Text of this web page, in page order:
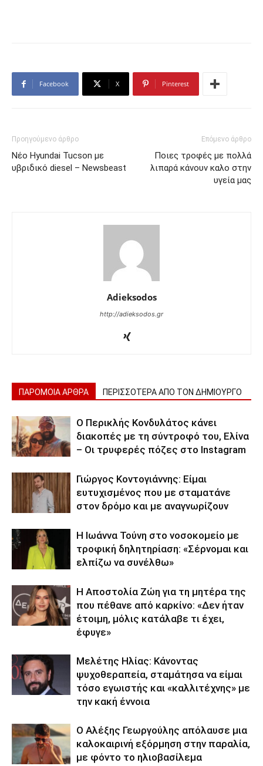
Facebook X Pinterest
Προηγούμενο άρθρο
Νέο Hyundai Tucson με
υβριδικό diesel – Newsbeast
Επόμενο άρθρο
Ποιες τροφές με πολλά
λιπαρά κάνουν καλο στην
υγεία μας
Adieksodos
http://adieksodos.gr
ΠΑΡΟΜΟΙΑ ΑΡΘΡΑ ΠΕΡΙΣΣΟΤΕΡΑ ΑΠΟ ΤΟΝ ΔΗΜΙΟΥΡΓΟ
Ο Περικλής Κονδυλάτος κάνει
διακοπές με τη σύντροφό του, Ελίνα
– Οι τρυφερές πόζες στο Instagram
Γιώργος Κοντογιάννης: Είμαι
ευτυχισμένος που με σταματάνε
στον δρόμο και με αναγνωρίζουν
Η Ιωάννα Τούνη στο νοσοκομείο με
τροφική δηλητηρίαση: «Σέρνομαι και
ελπίζω να συνέλθω»
Η Αποστολία Ζώη για τη μητέρα της
που πέθανε από καρκίνο: «Δεν ήταν
έτοιμη, μόλις κατάλαβε τι έχει,
έφυγε»
Μελέτης Ηλίας: Κάνοντας
ψυχοθεραπεία, σταμάτησα να είμαι
τόσο εγωιστής και «καλλιτέχνης» με
την κακή έννοια
Ο Αλέξης Γεωργούλης απόλαυσε μια
καλοκαιρινή εξόρμηση στην παραλία,
με φόντο το ηλιοβασίλεμα